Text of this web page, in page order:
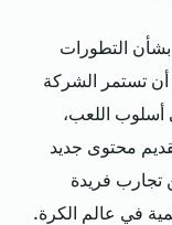
بشأن التطورات
أن تستمر الشركة
اللعب،
محتوى جديد
تجارب فريدة
في عالم الكرة.